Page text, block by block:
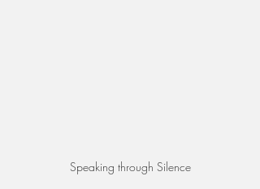
Speaking through Silence